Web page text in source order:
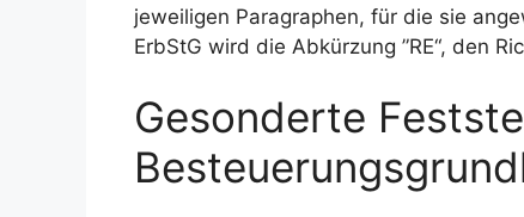
jeweiligen Paragraphen, für die sie
ErbStG wird die Abkürzung ”RE“, den
Gesonderte